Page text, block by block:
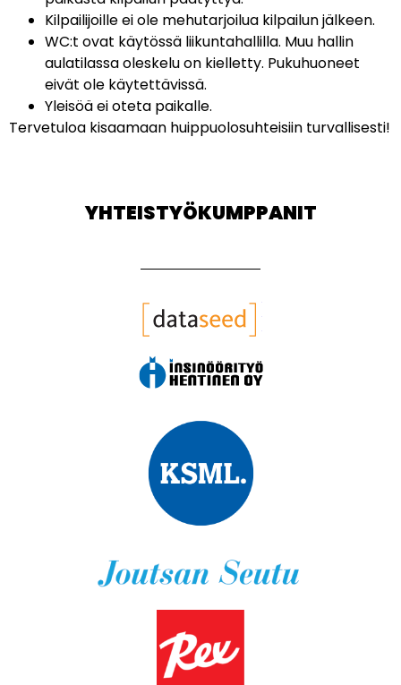
Kilpailijoille ei ole mehutarjoilua kilpailun jälkeen.
WC:t ovat käytössä liikuntahallilla. Muu hallin
aulatilassa oleskelu on kielletty. Pukuhuoneet
eivät ole käytettävissä.
Yleisöä ei oteta paikalle.
Tervetuloa kisaamaan huippuolosuhteisiin turvallisesti!
YHTEISTYÖKUMPPANIT